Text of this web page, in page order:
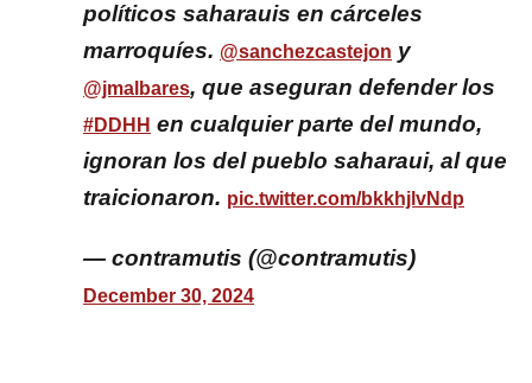
políticos saharauis en cárceles
marroquíes. @sanchezcastejon y
@jmalbares, que aseguran defender los
#DDHH en cualquier parte del mundo,
ignoran los del pueblo saharaui, al que
traicionaron. pic.twitter.com/bkkhjlvNdp
— contramutis (@contramutis)
December 30, 2024